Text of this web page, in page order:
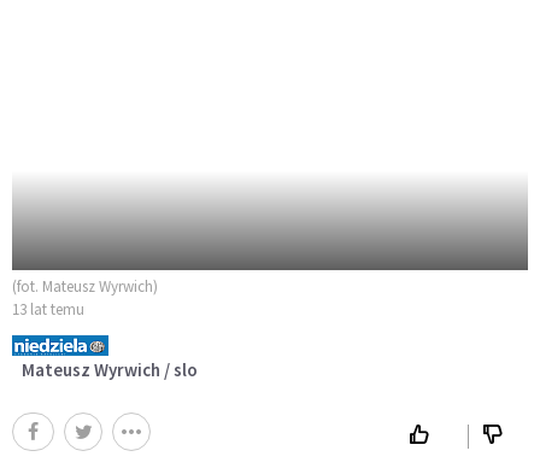
(fot. Mateusz Wyrwich)
13 lat temu
Mateusz Wyrwich / slo